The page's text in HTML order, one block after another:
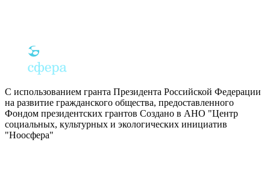
С использованием гранта Президента Российской Федерации
на развитие гражданского общества, предоставленного
Фондом президентских грантов Создано в АНО "Центр
социальных, культурных и экологических инициатив
"Ноосфера"